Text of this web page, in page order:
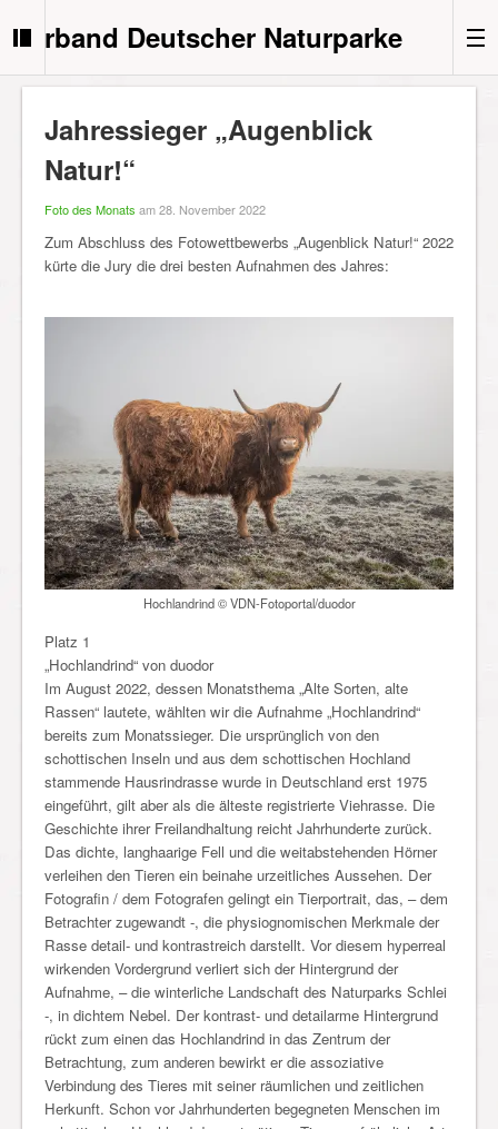
Verband Deutscher Naturparke
Jahressieger „Augenblick
Natur!“
Foto des Monats am 28. November 2022
Zum Abschluss des Fotowettbewerbs „Augenblick Natur!“ 2022
kürte die Jury die drei besten Aufnahmen des Jahres:
Hochlandrind © VDN-Fotoportal/duodor
Platz 1
„Hochlandrind“ von duodor
Im August 2022, dessen Monatsthema „Alte Sorten, alte
Rassen“ lautete, wählten wir die Aufnahme „Hochlandrind“
bereits zum Monatssieger. Die ursprünglich von den
schottischen Inseln und aus dem schottischen Hochland
stammende Hausrindrasse wurde in Deutschland erst 1975
eingeführt, gilt aber als die älteste registrierte Viehrasse. Die
Geschichte ihrer Freilandhaltung reicht Jahrhunderte zurück.
Das dichte, langhaarige Fell und die weitabstehenden Hörner
verleihen den Tieren ein beinahe urzeitliches Aussehen. Der
Fotografin / dem Fotografen gelingt ein Tierportrait, das, – dem
Betrachter zugewandt -, die physiognomischen Merkmale der
Rasse detail- und kontrastreich darstellt. Vor diesem hyperreal
wirkenden Vordergrund verliert sich der Hintergrund der
Aufnahme, – die winterliche Landschaft des Naturparks Schlei
-, in dichtem Nebel. Der kontrast- und detailarme Hintergrund
rückt zum einen das Hochlandrind in das Zentrum der
Betrachtung, zum anderen bewirkt er die assoziative
Verbindung des Tieres mit seiner räumlichen und zeitlichen
Herkunft. Schon vor Jahrhunderten begegneten Menschen im